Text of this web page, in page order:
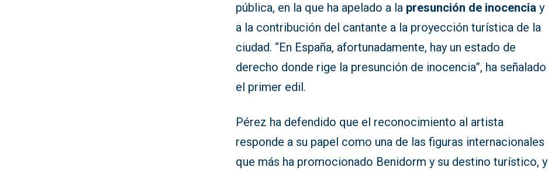
pública, en la que ha apelado a la presunción de inocencia y
a la contribución del cantante a la proyección turística de la
ciudad. “En España, afortunadamente, hay un estado de
derecho donde rige la presunción de inocencia”, ha señalado
el primer edil.
Pérez ha defendido que el reconocimiento al artista
responde a su papel como una de las figuras internacionales
que más ha promocionado Benidorm y su destino turístico, y